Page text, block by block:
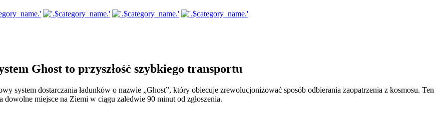
Ghost to przyszłość szybkiego transportu
system dostarczania ładunków o nazwie „Ghost”, który obiecuje zrewolucjonizować sposób odbierania zaopatrzenia z kosmosu. Ten
miejsce na Ziemi w ciągu zaledwie 90 minut od zgłoszenia.